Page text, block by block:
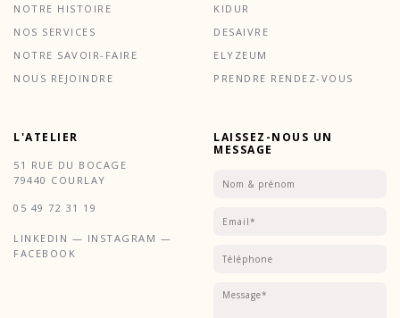
NOTRE HISTOIRE
NOS SERVICES
NOTRE SAVOIR-FAIRE
NOUS REJOINDRE
KIDUR
DESAIVRE
ELYZEUM
PRENDRE RENDEZ-VOUS
L'ATELIER
51 RUE DU BOCAGE
79440 COURLAY
05 49 72 31 19
LINKEDIN — INSTAGRAM —
FACEBOOK
LAISSEZ-NOUS UN
MESSAGE